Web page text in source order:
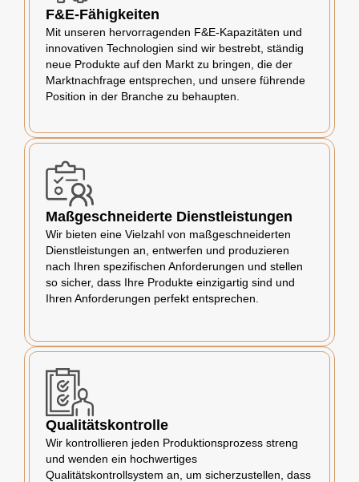
F&E-Fähigkeiten
Mit unseren hervorragenden F&E-Kapazitäten und
innovativen Technologien sind wir bestrebt, ständig
neue Produkte auf den Markt zu bringen, die der
Marktnachfrage entsprechen, und unsere führende
Position in der Branche zu behaupten.
Maßgeschneiderte Dienstleistungen
Wir bieten eine Vielzahl von maßgeschneiderten
Dienstleistungen an, entwerfen und produzieren
nach Ihren spezifischen Anforderungen und stellen
so sicher, dass Ihre Produkte einzigartig sind und
Ihren Anforderungen perfekt entsprechen.
Qualitätskontrolle
Wir kontrollieren jeden Produktionsprozess streng
und wenden ein hochwertiges
Qualitätskontrollsystem an, um sicherzustellen, dass